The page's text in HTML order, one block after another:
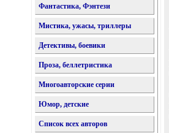
Фантастика, Фэнтези
Мистика, ужасы, триллеры
Детективы, боевики
Проза, беллетристика
Многоавторские серии
Юмор, детские
Список всех авторов